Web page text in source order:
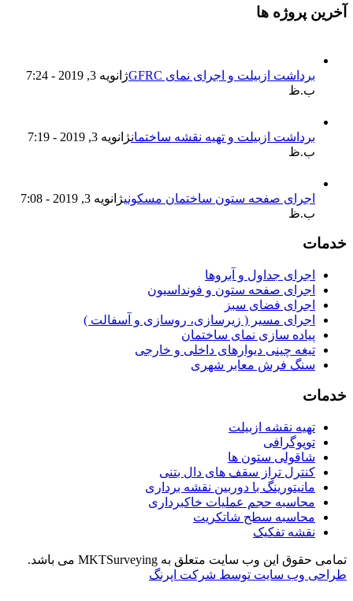
آخرین پروژه ها
برداشت ازبیلت و اجرای نمای GFRC
ژانویه 3, 2019 - 7:24
ب.ظ
برداشت ازبیلت و تهیه نقشه ساختمان
ژانویه 3, 2019 - 7:19
ب.ظ
اجرای صفحه ستون ساختمان مسکونی
ژانویه 3, 2019 - 7:08
ب.ظ
خدمات
اجرای جداول و آبروها
اجرای صفحه ستون و فونداسیون
اجرای فضای سبز
اجرای مسیر ( زیرسازی، روسازی و آسفالت )
پیاده سازی نمای ساختمان
تیغه چینی دیوارهای داخلی و خارجی
سنگ فرش معابر شهری
خدمات
تهیه نقشه ازبیلت
توپوگرافی
شاقولی ستون ها
کنترل تراز سقف های دال بتنی
مانیتورینگ با دوربین نقشه برداری
محاسبه حجم عملیات خاکبرداری
محاسبه سطح شاتکریت
نقشه تفکیک
تمامی حقوق این وب سایت متعلق به MKTSurveying می باشد.
طراحی وب سایت توسط شرکت اپرنگ